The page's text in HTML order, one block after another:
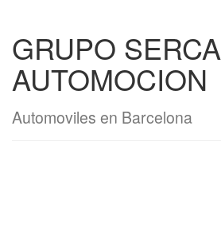
GRUPO SERCA
AUTOMOCION
Automoviles en Barcelona